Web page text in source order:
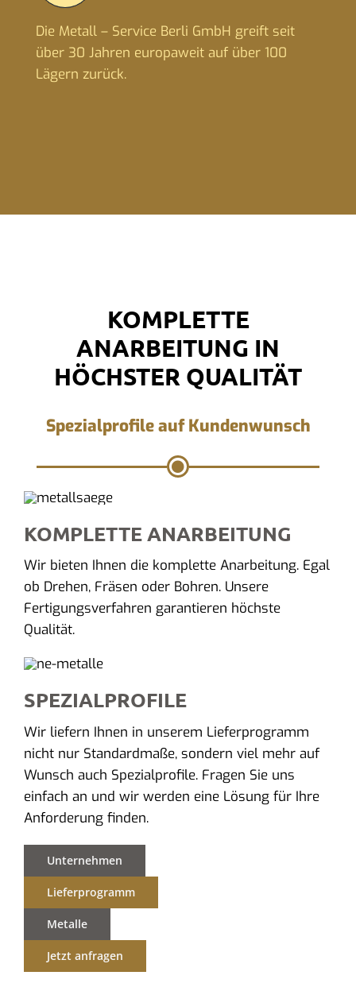
Die Metall – Service Berli GmbH greift seit
über 30 Jahren europaweit auf über 100
Lägern zurück.
KOMPLETTE
ANARBEITUNG IN
HÖCHSTER QUALITÄT
Spezialprofile auf Kundenwunsch
KOMPLETTE ANARBEITUNG
Wir bieten Ihnen die komplette Anarbeitung. Egal
ob Drehen, Fräsen oder Bohren. Unsere
Fertigungsverfahren garantieren höchste
Qualität.
SPEZIALPROFILE
Wir liefern Ihnen in unserem Lieferprogramm
nicht nur Standardmaße, sondern viel mehr auf
Wunsch auch Spezialprofile. Fragen Sie uns
einfach an und wir werden eine Lösung für Ihre
Anforderung finden.
Unternehmen
Lieferprogramm
Metalle
Jetzt anfragen